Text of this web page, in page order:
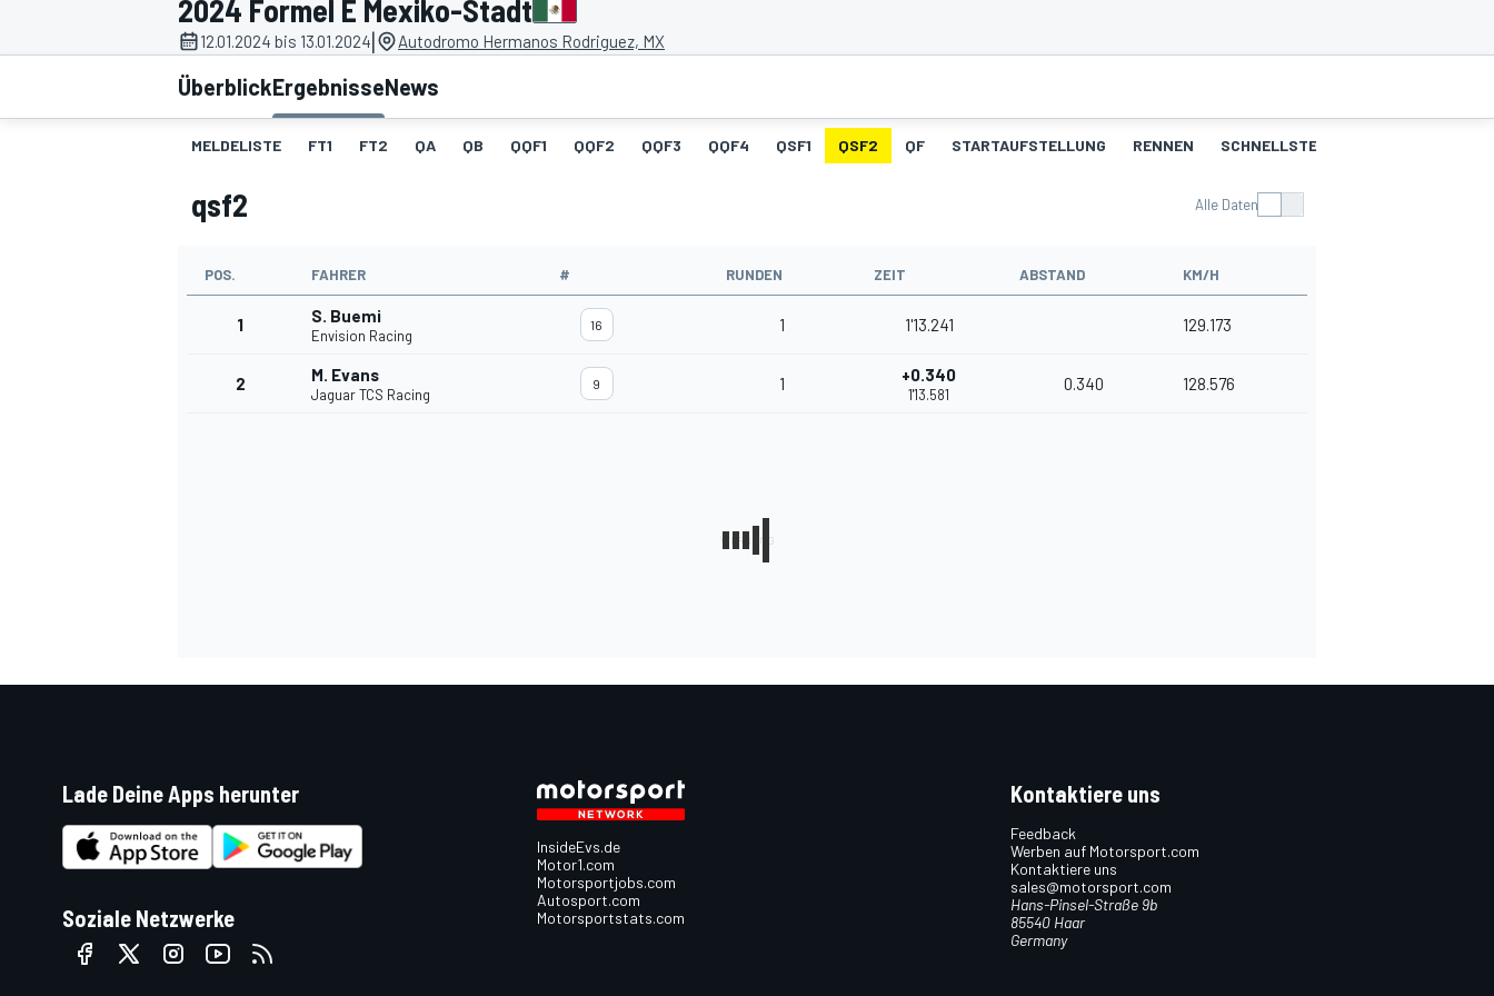
MOTOGP
2024 Formel E Mexiko-Stadt
12.01.2024 bis 13.01.2024| Autodromo Hermanos Rodriguez, MX
ÜberblickErgebnisseNews
MELDELISTE FT1 FT2 QA QB QQF1 QQF2 QQF3 QQF4 QSF1 QSF2 QF STARTAUFSTELLUNG RENNEN SCHNELLSTE RUNDEN
qsf2 Alle Daten
POS. FAHRER # RUNDEN ZEIT ABSTAND KM/H
1 S. Buemi
Envision Racing
16 1 1'13.241 129.173
2 M. Evans
Jaguar TCS Racing
9 1 +0.340
1'13.581
0.340 128.576
Lade Deine Apps herunter
Soziale Netzwerke
InsideEvs.de
Motor1.com
Motorsportjobs.com
Autosport.com
Motorsportstats.com
Kontaktiere uns
Feedback
Werben auf Motorsport.com
Kontaktiere uns
sales@motorsport.com
Hans-Pinsel-Straße 9b
85540 Haar
Germany